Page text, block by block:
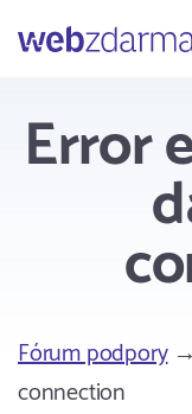
Webzdarma
Error
Fórum podpory→
connection